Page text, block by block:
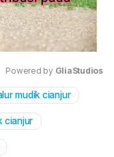
Mute
Powered by GliaStudios
mudik cianjur
cianjur